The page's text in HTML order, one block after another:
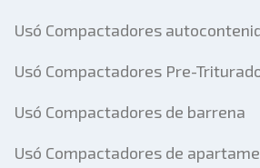
Usó Compactadores
Usó Compactadores Pre-
Usó Compactadores de barrena
Usó Compactadores de